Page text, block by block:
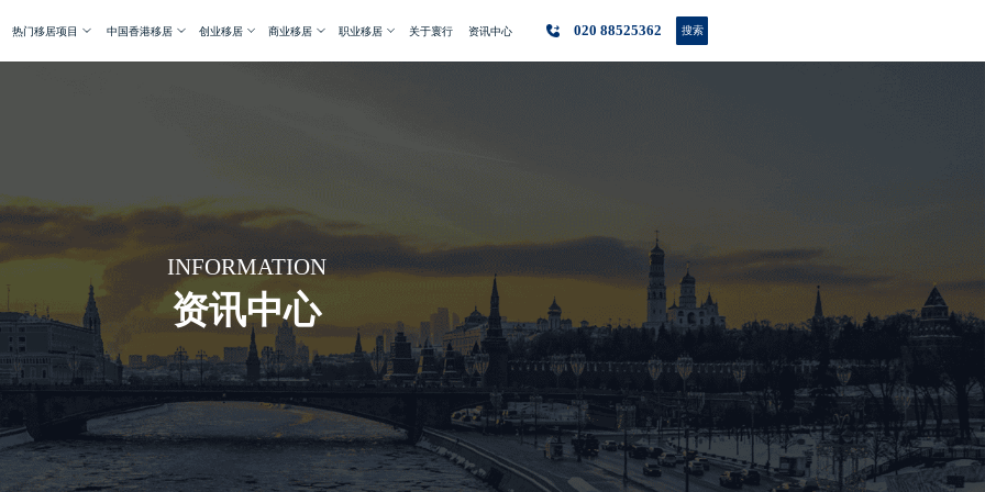
热门移居项目 中国香港移居 创业移居 商业移居 职业移居 关于寰行 资讯中心 020 88525362 搜索
INFORMATION
资讯中心